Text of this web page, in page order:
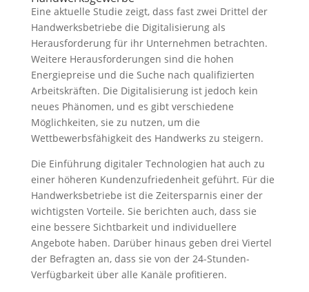
Eine aktuelle Studie zeigt, dass fast zwei Drittel der
Handwerksbetriebe die Digitalisierung als
Herausforderung für ihr Unternehmen betrachten.
Weitere Herausforderungen sind die hohen
Energiepreise und die Suche nach qualifizierten
Arbeitskräften. Die Digitalisierung ist jedoch kein
neues Phänomen, und es gibt verschiedene
Möglichkeiten, sie zu nutzen, um die
Wettbewerbsfähigkeit des Handwerks zu steigern.
Die Einführung digitaler Technologien hat auch zu
einer höheren Kundenzufriedenheit geführt. Für die
Handwerksbetriebe ist die Zeitersparnis einer der
wichtigsten Vorteile. Sie berichten auch, dass sie
eine bessere Sichtbarkeit und individuellere
Angebote haben. Darüber hinaus geben drei Viertel
der Befragten an, dass sie von der 24-Stunden-
Verfügbarkeit über alle Kanäle profitieren.